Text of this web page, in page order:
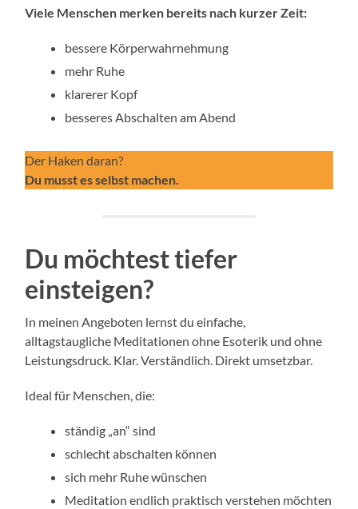
Viele Menschen merken bereits nach kurzer Zeit:
bessere Körperwahrnehmung
mehr Ruhe
klarerer Kopf
besseres Abschalten am Abend
Der Haken daran?
Du musst es selbst machen.
Du möchtest tiefer
einsteigen?
In meinen Angeboten lernst du einfache,
alltagstaugliche Meditationen ohne Esoterik und ohne
Leistungsdruck. Klar. Verständlich. Direkt umsetzbar.
Ideal für Menschen, die:
ständig „an“ sind
schlecht abschalten können
sich mehr Ruhe wünschen
Meditation endlich praktisch verstehen möchten